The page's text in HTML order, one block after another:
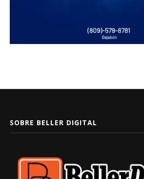
SOBRE BELLER DIGITAL